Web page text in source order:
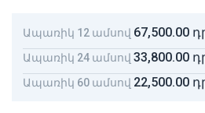
Ապառիկ 12 ամսով 67,500.00
Ապառիկ 24 ամսով 33,800.00
Ապառիկ 60 ամսով 22,500.00